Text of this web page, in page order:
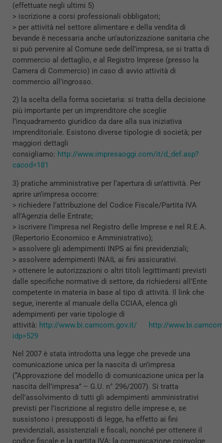
(effettuate negli ultimi 5)
> iscrizione a corsi professionali obbligatori;
> per attività nel settore alimentare e della vendita di
bevande è necessaria anche un’autorizzazione sanitaria che
si può pervenire al Comune sede dell’impresa, se si tratta di
commercio al dettaglio, e al Registro Imprese (presso la
Camera di Commercio) in caso di avvio attività di
commercio all’ingrosso.
2) la scelta della forma societaria: si tratta della decisione
più importante per un imprenditore che sceglie
l’inquadramento giuridico da dare alla sua iniziativa
imprenditoriale. Esistono diverse tipologie di società; per
maggiori dettagli
consigliamo: http://www.impresaoggi.com/it/d_def.asp?
cacod=181
3) pratiche amministrative per l’apertura di un’attività. Per
aprire un’impresa occorre:
> richiedere l’attribuzione del Codice Fiscale/Partita IVA
all’Agenzia delle Entrate;
> iscrivere l’impresa nel Registro delle Imprese e nel R.E.A.
(Repertorio Economico e Amministrativo);
> assolvere gli adempimenti INPS ai fini previdenziali;
> assolvere adempimenti INAIL ai fini assicurativi.
> ottenere le autorizzazioni o altri titoli legittimanti previsti
dalle specifiche normative di settore, da richiedersi all’Ente
competente in materia in base al tipo di attività. Il link che
segue, inerente al manuale della CCIAA, elenca gli
adempimenti per varie tipologie di
attività: http://www.bi.camcom.gov.it/
http://
idp=529
Nel 2007 è stata introdotta una legge che prevede una
comunicazione unica per la nascita di un’impresa
(“Approvazione del modello di comunicazione unica per la
nascita dell’impresa” – G.U. n° 296/2007). Si tratta
dell’assolvimento di tutti gli adempimenti amministrativi
previsti per l’iscrizione al registro delle imprese e, se
sussistono i presupposti di legge, ha effetto ai fini
previdenziali, assistenziali e fiscali, nonché per ottenere il
codice fiscale e la partita IVA; la comunicazione coinvolge